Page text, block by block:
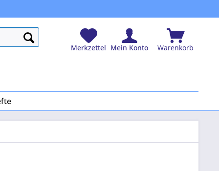
Merkzettel Mein Konto Warenkorb